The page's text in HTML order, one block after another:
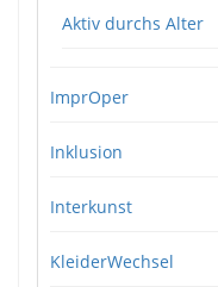
Aktiv durchs Alter
ImprOper
Inklusion
Interkunst
KleiderWechsel